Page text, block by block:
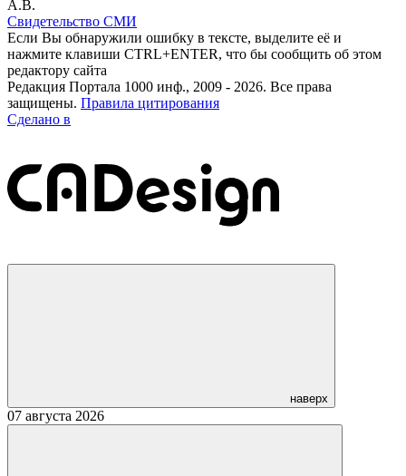
А.В.
Свидетельство СМИ
Если Вы обнаружили ошибку в тексте, выделите её и
нажмите клавиши CTRL+ENTER, что бы сообщить об этом
редактору сайта
Редакция Портала 1000 инф., 2009 - 2026. Все права
защищены. Правила цитирования
Сделано в
наверх
07 августа 2026